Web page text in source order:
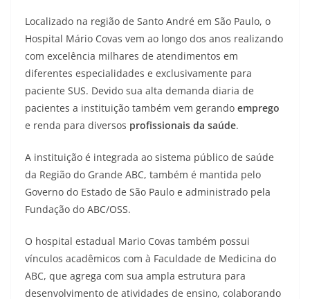
Localizado na região de Santo André em São Paulo, o
Hospital Mário Covas vem ao longo dos anos realizando
com excelência milhares de atendimentos em
diferentes especialidades e exclusivamente para
paciente SUS. Devido sua alta demanda diaria de
pacientes a instituição também vem gerando emprego
e renda para diversos profissionais da saúde.
​A instituição é integrada ao sistema público de saúde
da Região do Grande ABC, também é mantida pelo
Governo do Estado de São Paulo e administrado pela
Fundação do ABC/OSS.
O hospital estadual Mario Covas também possui
vínculos acadêmicos com à Faculdade de Medicina do
ABC, que agrega com sua ampla estrutura para
desenvolvimento de atividades de ensino, colaborando